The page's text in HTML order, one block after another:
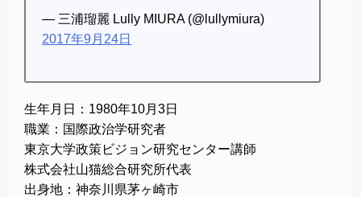
— 三浦瑠麗 Lully MIURA (@lullymiura)
2017年9月24日
生年月日：1980年10月3日
職業：国際政治学研究者
東京大学政策ビジョン研究センター講師
株式会社山猫総合研究所代表
出身地：神奈川県茅ヶ崎市